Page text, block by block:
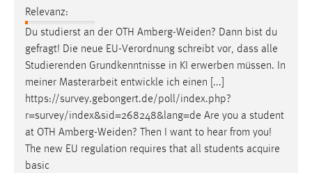
Relevanz:
Du studierst an der OTH Amberg-Weiden? Dann bist du
gefragt! Die neue EU-Verordnung schreibt vor, dass alle
Studierenden Grundkenntnisse in KI erwerben müssen. In
meiner Masterarbeit entwickle ich einen [...]
https://survey.gebongert.de/poll/index.php?
r=survey/index&sid=268248&lang=de Are you a student
at OTH Amberg-Weiden? Then I want to hear from you!
The new EU regulation requires that all students acquire
basic